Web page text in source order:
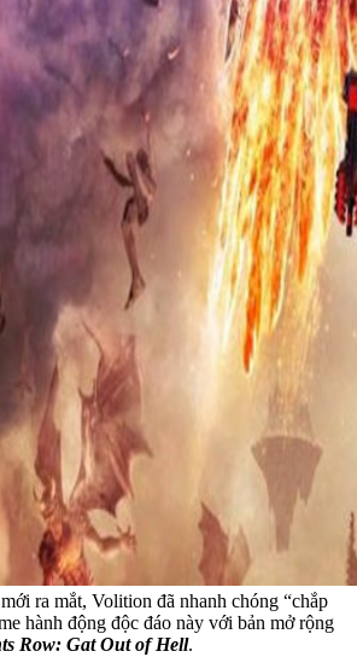
ra mắt, Volition đã nhanh chóng “chắp
hành động độc đáo này với bản mở rộng
Row: Gat Out of Hell.